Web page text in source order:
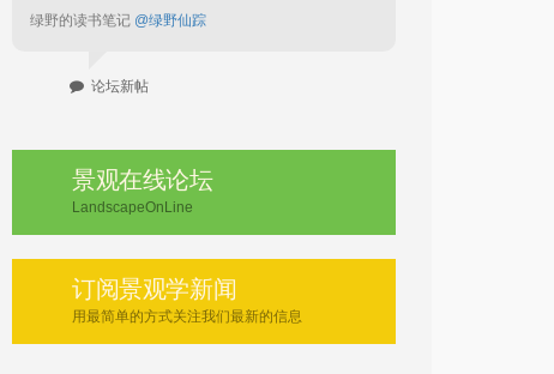
绿野的读书笔记 @绿野仙踪
论坛新帖
景观在线论坛
LandscapeOnLine
订阅景观学新闻
用最简单的方式关注我们最新的信息